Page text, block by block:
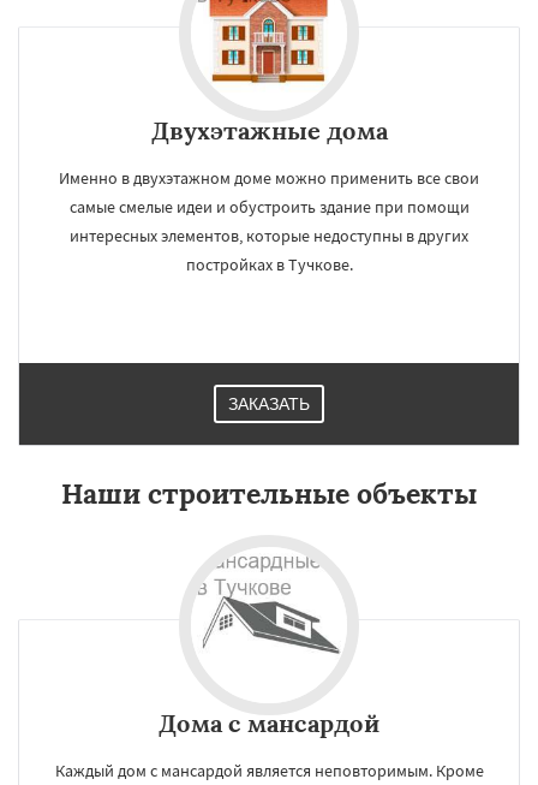
Двухэтажные дома
Именно в двухэтажном доме можно применить все свои
самые смелые идеи и обустроить здание при помощи
интересных элементов, которые недоступны в других
постройках в Тучкове.
ЗАКАЗАТЬ
Наши строительные объекты
Дома с мансардой
Каждый дом с мансардой является неповторимым. Кроме